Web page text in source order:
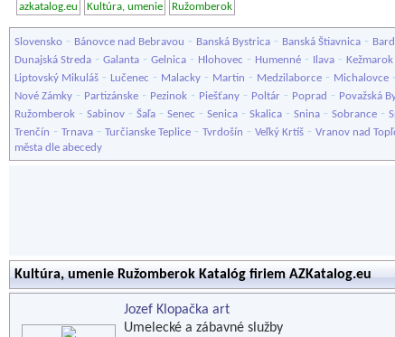
azkatalog.eu Kultúra, umenie Ružomberok
Slovensko - Bánovce nad Bebravou - Banská Bystrica - Banská Štiavnica -
Dunajská Streda - Galanta - Gelnica - Hlohovec - Humenné - Ilava - Kežmarok
Liptovský Mikuláš - Lučenec - Malacky - Martin - Medzilaborce - Michalovce -
Nové Zámky - Partizánske - Pezinok - Piešťany - Poltár - Poprad - Považská
Ružomberok - Sabinov - Šaľa - Senec - Senica - Skalica - Snina - Sobrance -
Trenčín - Trnava - Turčianske Teplice - Tvrdošín - Veľký Krtíš - Vranov nad
města dle abecedy
Kultúra, umenie Ružomberok Katalóg firiem AZKatalog.eu
Jozef Klopačka art
Umelecké a zábavné služby